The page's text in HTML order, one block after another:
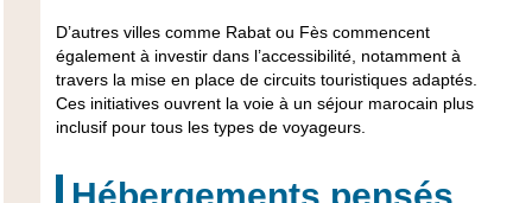
D’autres villes comme Rabat ou Fès commencent
également à investir dans l’accessibilité, notamment à
travers la mise en place de circuits touristiques adaptés.
Ces initiatives ouvrent la voie à un séjour marocain plus
inclusif pour tous les types de voyageurs.